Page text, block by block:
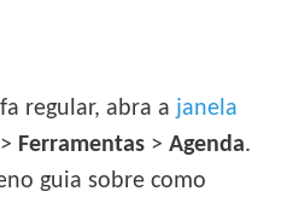
regular, abra a janela
> Ferramentas >Agenda.
guia sobre como